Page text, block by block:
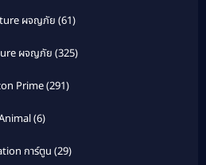
ผจญภัย (61)
ผจญภัย (325)
Prime(291)
(6)
การ์ตูน (29)